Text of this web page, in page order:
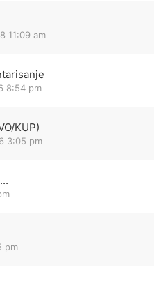
11:09 am
8:54 pm
KUP)
3:05 pm
pm